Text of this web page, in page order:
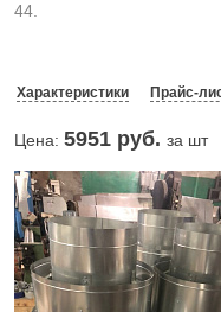
44.
Характеристики Прайс-
Цена: 5951 руб. за шт